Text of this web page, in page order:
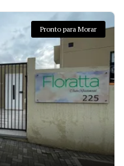
Pronto para Morar